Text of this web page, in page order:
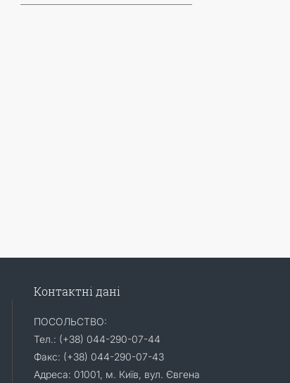
Контактні дані
ПОСОЛЬСТВО:
Тел.: (+38) 044-290-07-44
Факс: (+38) 044-290-07-43
Адреса: 01001, м. Київ, вул. Євгена